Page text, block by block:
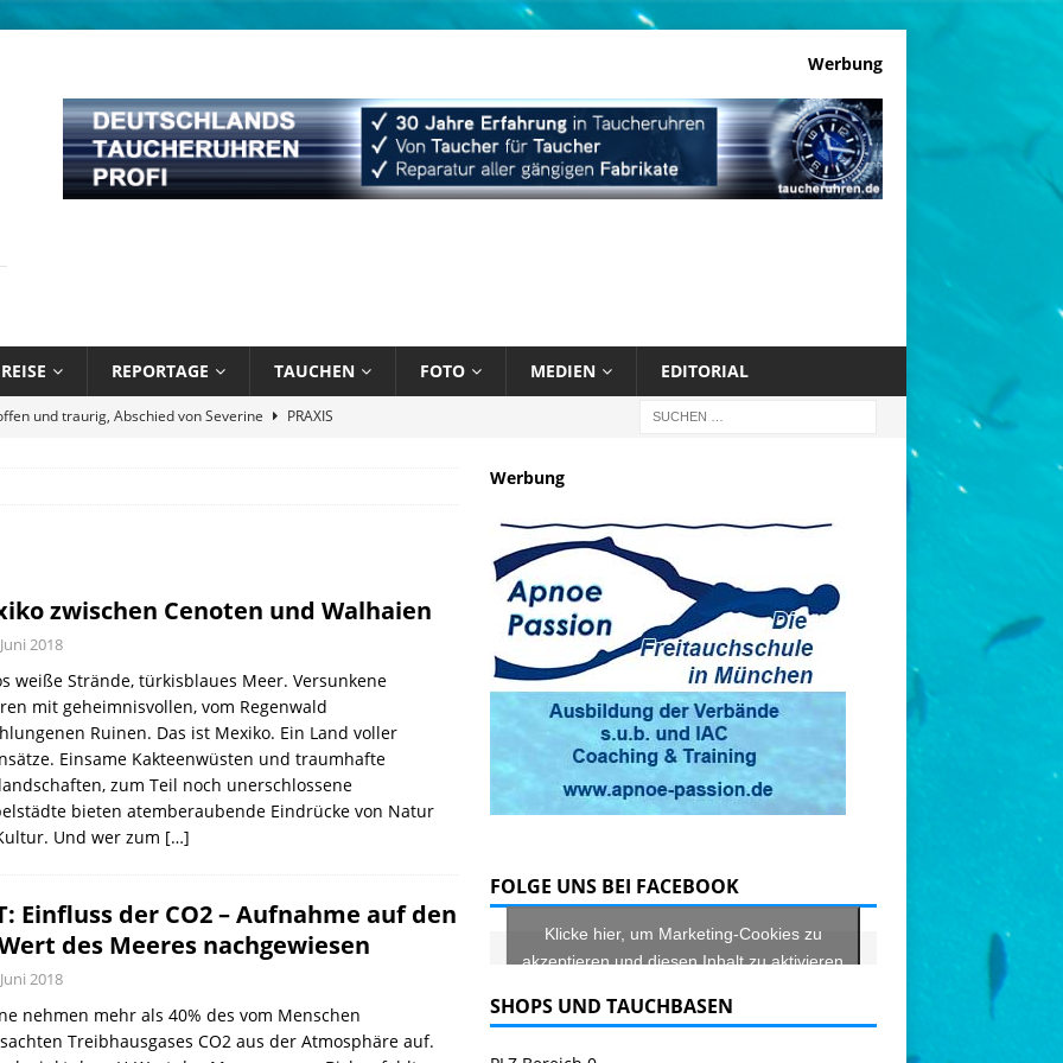
Werbung
REISE REPORTAGE TAUCHEN FOTO MEDIEN EDITORIAL
und stark limitiert: Bühlmann Decompression 02 Orange
und traurig, Abschied von Severine PRAXIS
zwischen Cenoten und Walhaien
2018
weiße Strände, türkisblaues Meer. Versunkene
mit geheimnisvollen, vom Regenwald
Ruinen. Das ist Mexiko. Ein Land voller
Einsame Kakteenwüsten und traumhafte
zum Teil noch unerschlossene
bieten atemberaubende Eindrücke von Natur
Und wer zum […]
Einfluss der CO2 – Aufnahme auf den
des Meeres nachgewiesen
2018
nehmen mehr als 40% des vom Menschen
Treibhausgases CO2 aus der Atmosphäre auf.
Werbung
FOLGE UNS BEI FACEBOOK
Klicke hier, um Marketing-Cookies zu
akzeptieren und diesen Inhalt zu aktivieren
SHOPS UND TAUCHBASEN